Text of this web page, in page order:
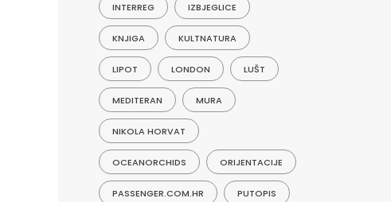
INTERREG IZBJEGLICE
KNJIGA KULTNATURA
LIPOT LONDON LUŠT
MEDITERAN MURA
NIKOLA HORVAT
OCEANORCHIDS ORIJENTACIJE
PASSENGER.COM.HR PUTOPIS